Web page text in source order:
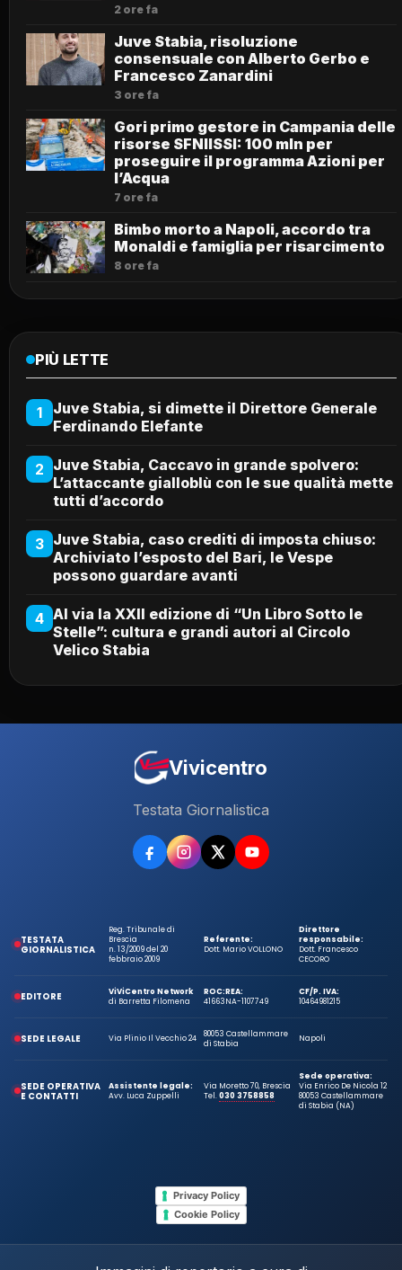
2 ore fa
Juve Stabia, risoluzione
consensuale con Alberto Gerbo e
Francesco Zanardini
3 ore fa
Gori primo gestore in Campania delle
risorse SFNIISSI: 100 mln per
proseguire il programma Azioni per
l’Acqua
7 ore fa
Bimbo morto a Napoli, accordo tra
Monaldi e famiglia per risarcimento
8 ore fa
PIÙ LETTE
1
Juve Stabia, si dimette il Direttore Generale
Ferdinando Elefante
2 Juve Stabia, Caccavo in grande spolvero:
L’attaccante gialloblù con le sue qualità mette
tutti d’accordo
3 Juve Stabia, caso crediti di imposta chiuso:
Archiviato l’esposto del Bari, le Vespe
possono guardare avanti
4 Al via la XXII edizione di “Un Libro Sotto le
Stelle”: cultura e grandi autori al Circolo
Velico Stabia
Vivicentro
Testata Giornalistica
TESTATA
GIORNALISTICA
Reg. Tribunale di
Brescia
n. 13/2009 del 20
febbraio 2009
Referente:
Dott. Mario VOLLONO
Direttore
responsabile:
Dott. Francesco
CECORO
EDITORE
ViViCentro Network
di Barretta Filomena
ROC:
41663
REA:
NA-1107749
CF/P. IVA:
10464981215
SEDE LEGALE Via Plinio Il Vecchio 24
80053 Castellammare
di Stabia
Napoli
SEDE OPERATIVA
E CONTATTI
Assistente legale:
Avv. Luca Zuppelli
Via Moretto 70, Brescia
Tel.030 3758858
Sede operativa:
Via Enrico De Nicola 12
80053 Castellammare
di Stabia (NA)
Privacy Policy
Cookie Policy